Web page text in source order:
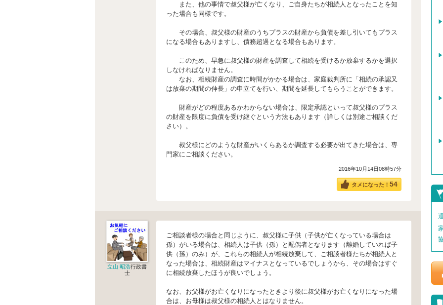
また、他の事情で叔父様が亡くなり、ご自身たちが相続人となったことを知
った場合も同様です。
その場合、叔父様の財産のうちプラスの財産から負債を差し引いてもプラス
になる場合もありますし、債務超過となる場合もあります。
このため、早急に叔父様の財産を調査して相続を受けるか放棄するかを選択
しなければなりません。
なお、相続財産の調査に時間がかかる場合は、家庭裁判所に「相続の承認又
は放棄の期間の伸長」の申立てを行い、期間を延長してもらうことができます。
財産がどの程度あるかわからない場合は、限定承認といって叔父様のプラス
の財産を限度に負債を受け継ぐという方法もあります（詳しくは別途ご相談くだ
さい）。
叔父様にどのような財産がいくらあるか調査する必要が出てきた場合は、専
門家にご相談ください。
2016年10月14日08時57分
タメになった！54
立山 昭浩行政書
士
ご相談者様の場合と同じように、叔父様に子供（子供が亡くなっている場合は
孫）がいる場合は、相続人は子供（孫）と配偶者となります（離婚していれば子
供（孫）のみ）が、これらの相続人が相続放棄して、ご相談者様たちが相続人と
なった場合は、相続財産はマイナスとなっているでしょうから、その場合はすぐ
に相続放棄したほうが良いでしょう。
なお、お父様がお亡くなりになったときより後に叔父様がお亡くなりになった場
合は、お母様は叔父様の相続人とはなりません。